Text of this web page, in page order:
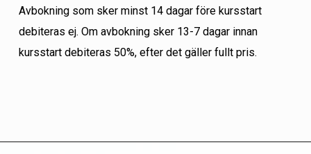
Avbokning som sker minst 14 dagar före kursstart
debiteras ej. Om avbokning sker 13-7 dagar innan
kursstart debiteras 50%, efter det gäller fullt pris.